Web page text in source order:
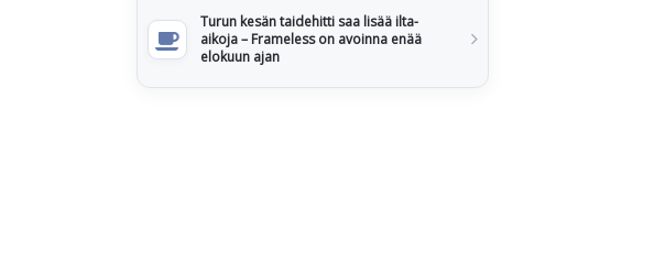
Turun kesän taidehitti saa lisää ilta-
aikoja – Frameless on avoinna enää
elokuun ajan